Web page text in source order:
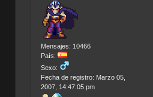
Mensajes: 10466
País:
Sexo:
Fecha de registro: Marzo 05,
2007, 14:47:05 pm